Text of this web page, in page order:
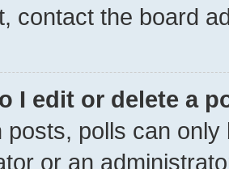
contact the board
I edit or delete a
posts, polls can
or an